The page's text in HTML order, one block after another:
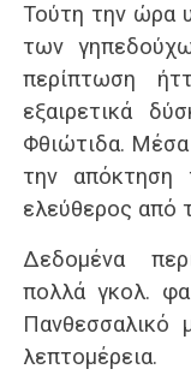
Τούτη την ώρα
των
περίπτωση
εξαιρετικά
Φθιώτιδα.
την απόκτηση
ελεύθερος από
Δεδομένα
πολλά γκολ.
Πανθεσσαλικό